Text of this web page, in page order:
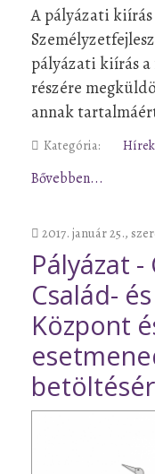
A pályázati
pályázati kiírás
részére
annak
Kategória: Hírek
Bővebben...
2017. január 25.,
Pályázat -
Család-
Központ